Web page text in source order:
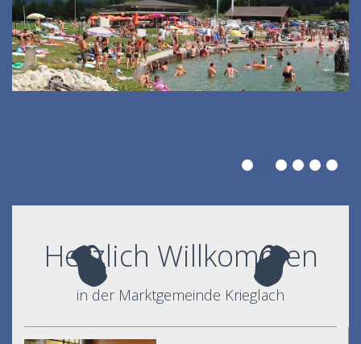
Herzlich Willkommen
in der Marktgemeinde Krieglach